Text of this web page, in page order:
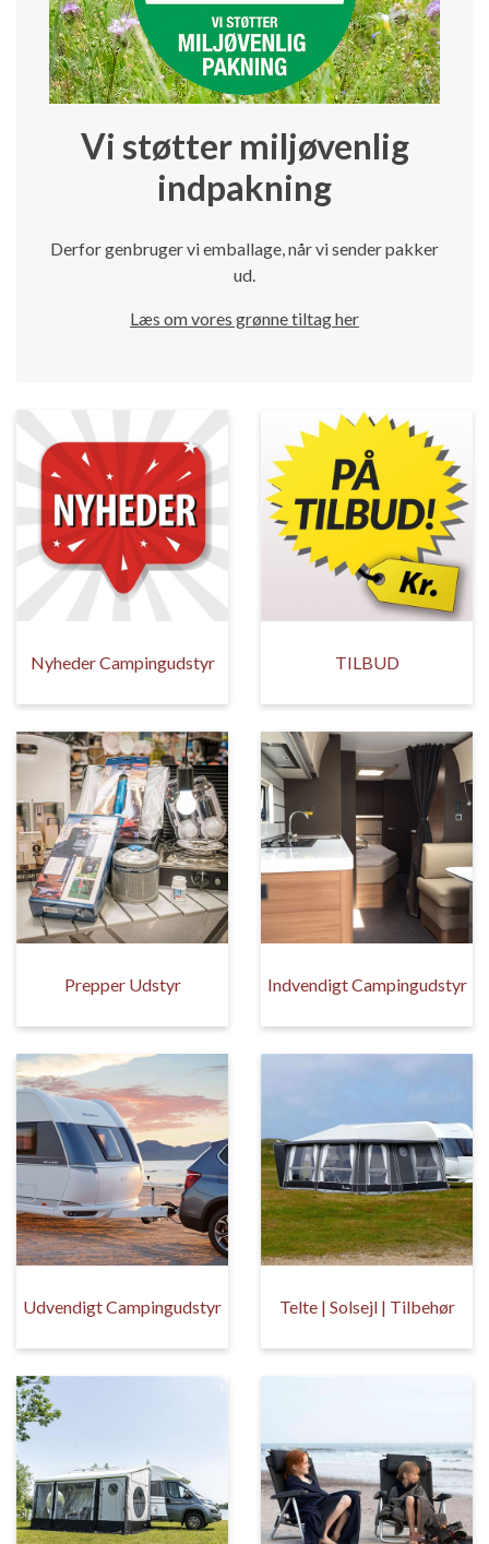
Vi støtter miljøvenlig
indpakning
Derfor genbruger vi emballage, når vi sender pakker
ud.
Læs om vores grønne tiltag her
Nyheder Campingudstyr TILBUD
Prepper Udstyr Indvendigt Campingudstyr
Udvendigt Campingudstyr Telte | Solsejl | Tilbehør